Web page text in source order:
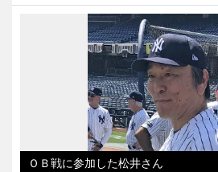
ＯＢ戦に参加した松井さん